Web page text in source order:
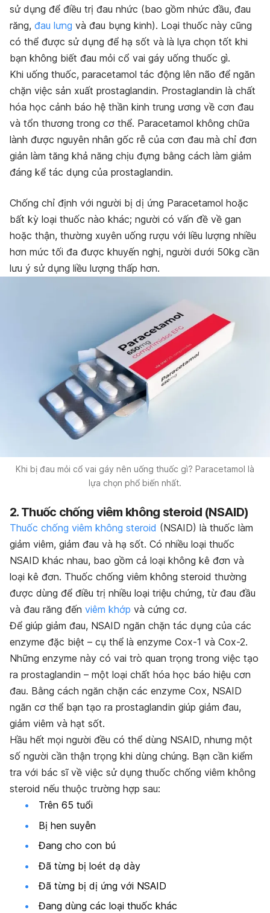
sử dụng để điều trị đau nhức (bao gồm nhức đầu, đau
răng, đau lưng và đau bụng kinh). Loại thuốc này cũng
có thể được sử dụng để hạ sốt và là lựa chọn tốt khi
bạn không biết đau mỏi cổ vai gáy uống thuốc gì.
Khi uống thuốc, paracetamol tác động lên não để ngăn
chặn việc sản xuất prostaglandin. Prostaglandin là chất
hóa học cảnh báo hệ thần kinh trung ương về cơn đau
và tổn thương trong cơ thể. Paracetamol không chữa
lành được nguyên nhân gốc rễ của cơn đau mà chỉ đơn
giản làm tăng khả năng chịu đựng bằng cách làm giảm
đáng kể tác dụng của prostaglandin.
Chống chỉ định với người bị dị ứng Paracetamol hoặc
bất kỳ loại thuốc nào khác; người có vấn đề về gan
hoặc thận, thường xuyên uống rượu với liều lượng nhiều
hơn mức tối đa được khuyến nghị, người dưới 50kg cần
lưu ý sử dụng liều lượng thấp hơn.
Khi bị đau mỏi cổ vai gáy nên uống thuốc gì? Paracetamol là
lựa chọn phổ biến nhất.
2. Thuốc chống viêm không steroid (NSAID)
Thuốc chống viêm không steroid (NSAID) là thuốc làm
giảm viêm, giảm đau và hạ sốt. Có nhiều loại thuốc
NSAID khác nhau, bao gồm cả loại không kê đơn và
loại kê đơn. Thuốc chống viêm không steroid thường
được dùng để điều trị nhiều loại triệu chứng, từ đau đầu
và đau răng đến viêm khớp và cứng cơ.
Để giúp giảm đau, NSAID ngăn chặn tác dụng của các
enzyme đặc biệt – cụ thể là enzyme Cox-1 và Cox-2.
Những enzyme này có vai trò quan trọng trong việc tạo
ra prostaglandin – một loại chất hóa học báo hiệu cơn
đau. Bằng cách ngăn chặn các enzyme Cox, NSAID
ngăn cơ thể bạn tạo ra prostaglandin giúp giảm đau,
giảm viêm và hạt sốt.
Hầu hết mọi người đều có thể dùng NSAID, nhưng một
số người cần thận trọng khi dùng chúng. Bạn cần kiểm
tra với bác sĩ về việc sử dụng thuốc chống viêm không
steroid nếu thuộc trường hợp sau:
Trên 65 tuổi
Bị hen suyễn
Đang cho con bú
Đã từng bị loét dạ dày
Đã từng bị dị ứng với NSAID
Đang dùng các loại thuốc khác